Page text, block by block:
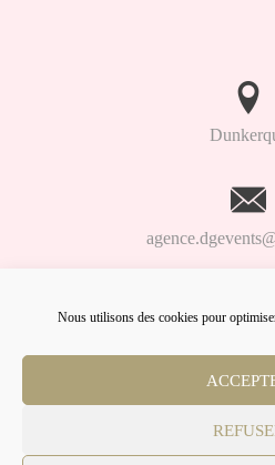
Nous utilisons des cookies pour
LienLien